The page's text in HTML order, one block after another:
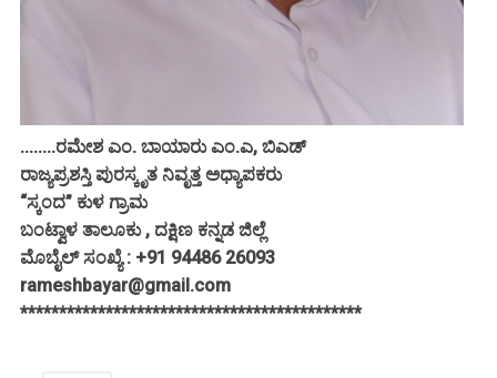
........ರಮೇಶ ಎಂ. ಬಾಯಾರು ಎಂ.ಎ, ಬಿಎಡ್
ರಾಜ್ಯಪ್ರಶಸ್ತಿ ಪುರಸ್ಕೃತ ನಿವೃತ್ತ ಅಧ್ಯಾಪಕರು
“ಸ್ಕಂದ” ಕುಳ ಗ್ರಾಮ
ಬಂಟ್ವಾಳ ತಾಲೂಕು , ದಕ್ಷಿಣ ಕನ್ನಡ ಜಿಲ್ಲೆ
ಮೊಬೈಲ್ ಸಂಖ್ಯೆ : +91 94486 26093
rameshbayar@gmail.com
********************************************